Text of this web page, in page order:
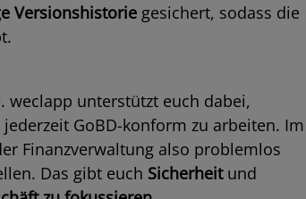
Versionshistoriegesichert, sodass die
weclapp unterstützt euch dabei,
GoBD-konform zu arbeiten. Im
Finanzverwaltung also problemlos
Das gibt euch Sicherheitund